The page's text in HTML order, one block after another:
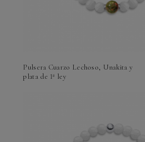
Pulsera Cuarzo Lechoso, Unakita y
plata de 1ª ley